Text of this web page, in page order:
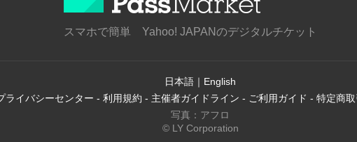
スマホで簡単 Yahoo! JAPANのデジタルチケット
日本語 ｜ English
ライバシーセンター - 利用規約 - 主催者ガイドライン - ご利用ガイド - 特定商
写真：アフロ
© LY Corporation